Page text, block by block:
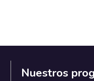
Nuestros